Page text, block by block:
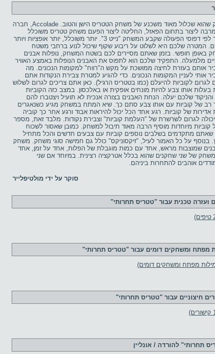
משחק שהוא שכלול מאוד משכנע של משחק הטטריס הישן והטוב. Accolade, חברה
ליצור בתחום הפאזל, החליטה ליצור הפעם משחק טטריס משוכלל
שהולך לפי דפוסי הפעולה שקבע המשחק "נייט 3". יותר משוכלל, יותר אופציות ויותר
המטרה שלכם היא לשלוט על ריבוע שקוף שיכול לנוע ברחבי משטח
באופן חופשי. בזמן שאתם מסיירים לכם בשטח המשחק, נופלות אבנים
מלמעלה. התפקיד שלכם הוא לתפוס את האבנים הנופלות באמצע האוויר
אותם בעזרת לחיצה ממושכת על מקש ה"רווח" למקומות הנכונים. מה
אותי לעניין המקומות הנכונים. כדי להגיע למטרת צבירת הנקודות אתם
לגרום לקוביות להיעלם (כמו בטטריס הרגיל). כאן אתם צריכים לגרום לשלוש
בעלות אותו צבע להיות מונחים אופקית או באלכסון. במצב כזה הקוביות
והניקוד שלכם יעלה. הנחת האבנים בצורה אנכית לא תועיל ויצטברו להם
רב של קוביות עם אותו צבע סתם כך. שיא המתח במשחק מגיע כשנאגרים
אדירות של קוביות. רגע אחד הכל יכול להיראות אבוד ורגע אחר כך קוביה
לגרום לשרשרת של "העלמת קוביות" וצבירת נקודות. מלבד זאת, מספר
קוביות מיוחדות מוסיף הרבה מאוד תיבול למשחק. כמובן שאסור לשכוח
שאתם מתקדמים בשלבים נוספים קוביות עם צבעים חדשים והכל מתחיל
בנוסף על כל האמור לעיל, "זיקסוניקס" כולל גם חמישה סוגי משחק. משחק
שמוצבות מראש, אחד עם כמות מוגבלת של הפלות, אחד על זמן, אחד
של שני שחקנים שהוא בכלל אטרקציה רצינית. במיוחד אם שני
אוהבים להתחרות ביניהם.
סוקר על ידי מולטיפלייר
ועזרה טכנית עבור "טטריס תחרותי"
מפתח ומשחקים דומים עבור "טטריס תחרותי"
מפתח ומשחקים דומים)
חיצוניים עבור "טטריס תחרותי"
תחרותי" להורדה / אונליין